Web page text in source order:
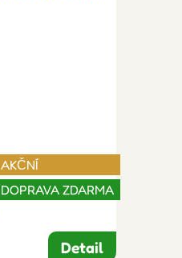
AKČNÍ
DOPRAVA ZDARMA
Detail